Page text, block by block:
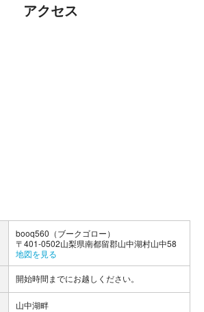
アクセス
booq560（ブークゴロー）
〒401-0502山梨県南都留郡山中湖村山中58
地図を見る
開始時間までにお越しください。
山中湖畔